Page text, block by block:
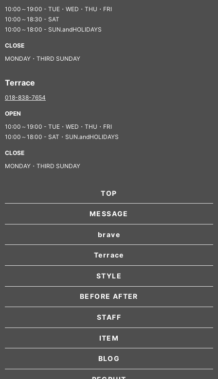
10:00～19:00 - TUE・WED・THU・FRI
10:00～18:30 - SAT
10:00～18:00 - SUN.andHOLIDAYS
CLOSE
MONDAY・THIRD SUNDAY
Terrace
018-838-7654
OPEN
10:00～19:00 - TUE・WED・THU・FRI
10:00～18:00 - SAT・SUN.andHOLIDAYS
CLOSE
MONDAY・THIRD SUNDAY
TOP
MESSAGE
brave
Terrace
STYLE
BEFORE AFTER
STAFF
ITEM
BLOG